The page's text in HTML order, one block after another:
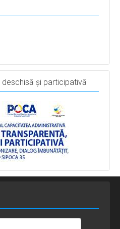
și participativă